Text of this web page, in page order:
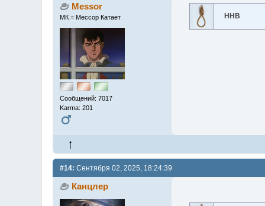
Messor
МК = Мессор Катает
Сообщений: 7017
Karma: 201
ННВ
#14: Сентября 02, 2025, 18:24:39
Канцлер